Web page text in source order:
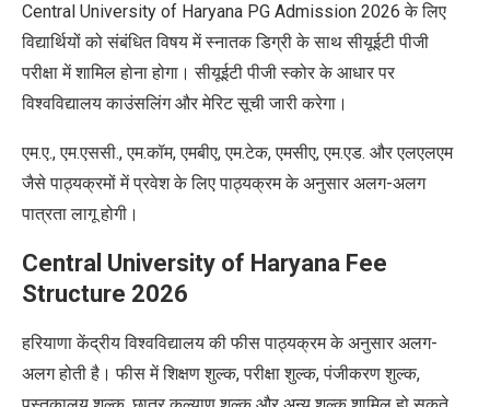
Central University of Haryana PG Admission 2026 के लिए
विद्यार्थियों को संबंधित विषय में स्नातक डिग्री के साथ सीयूईटी पीजी
परीक्षा में शामिल होना होगा। सीयूईटी पीजी स्कोर के आधार पर
विश्वविद्यालय काउंसलिंग और मेरिट सूची जारी करेगा।
एम.ए., एम.एससी., एम.कॉम, एमबीए, एम.टेक, एमसीए, एम.एड. और एलएलएम
जैसे पाठ्यक्रमों में प्रवेश के लिए पाठ्यक्रम के अनुसार अलग-अलग
पात्रता लागू होगी।
Central University of Haryana Fee
Structure 2026
हरियाणा केंद्रीय विश्वविद्यालय की फीस पाठ्यक्रम के अनुसार अलग-
अलग होती है। फीस में शिक्षण शुल्क, परीक्षा शुल्क, पंजीकरण शुल्क,